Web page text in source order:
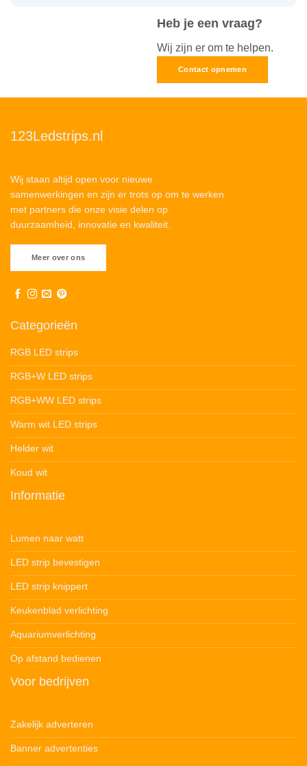
Heb je een vraag?
Wij zijn er om te helpen.
Contact opnemen
123Ledstrips.nl
Wij staan altijd open voor nieuwe
samenwerkingen en zijn er trots op om te werken
met partners die onze visie delen op
duurzaamheid, innovatie en kwaliteit.
Meer over ons
Categorieën
RGB LED strips
RGB+W LED strips
RGB+WW LED strips
Warm wit LED strips
Helder wit
Koud wit
Informatie
Lumen naar watt
LED strip bevestigen
LED strip knippert
Keukenblad verlichting
Aquariumverlichting
Op afstand bedienen
Voor bedrijven
Zakelijk adverteren
Banner advertenties